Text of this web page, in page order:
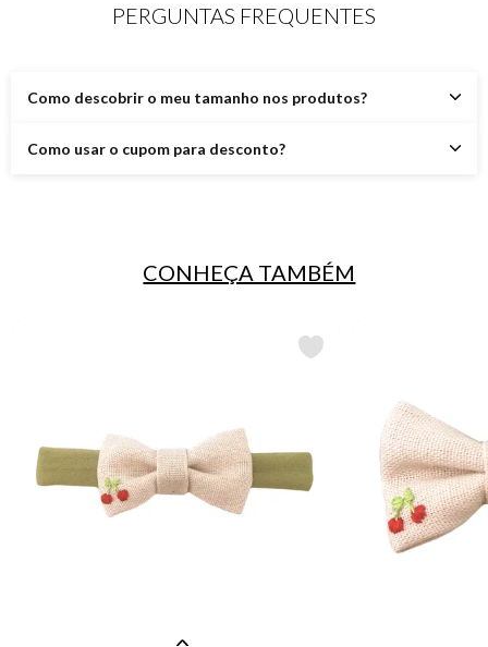
PERGUNTAS FREQUENTES
Como descobrir o meu tamanho nos produtos?
Como usar o cupom para desconto?
CONHEÇA TAMBÉM